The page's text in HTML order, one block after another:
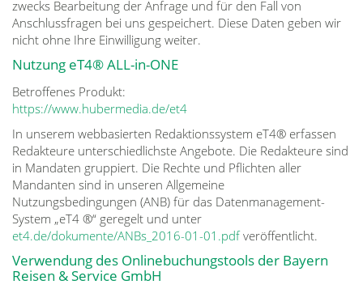
zwecks Bearbeitung der Anfrage und für den Fall von
Anschlussfragen bei uns gespeichert. Diese Daten geben wir
nicht ohne Ihre Einwilligung weiter.
Nutzung eT4® ALL-in-ONE
Betroffenes Produkt:
https://www.hubermedia.de/et4
In unserem webbasierten Redaktionssystem eT4® erfassen
Redakteure unterschiedlichste Angebote. Die Redakteure sind
in Mandaten gruppiert. Die Rechte und Pflichten aller
Mandanten sind in unseren Allgemeine
Nutzungsbedingungen (ANB) für das Datenmanagement-
System „eT4 ®“ geregelt und unter
et4.de/dokumente/ANBs_2016-01-01.pdfveröffentlicht.
Verwendung des Onlinebuchungstools der Bayern
Reisen & Service GmbH